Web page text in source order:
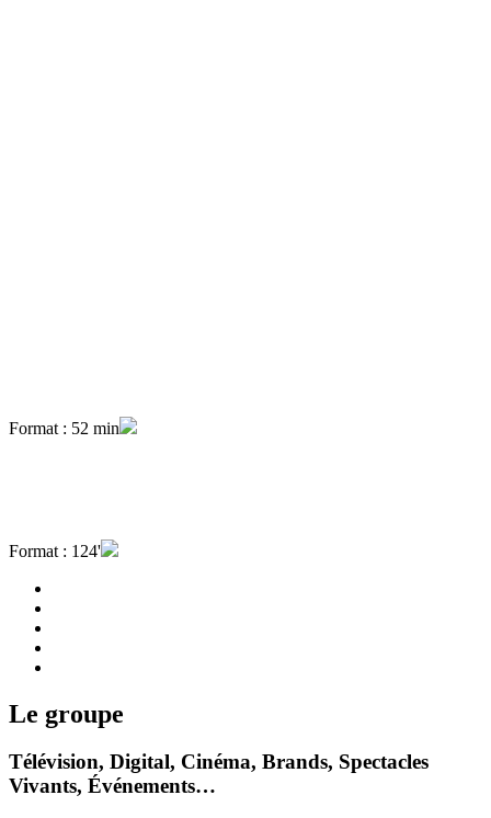
Format : 52 min
Format : 124'
Le groupe
Télévision, Digital, Cinéma, Brands, Spectacles
Vivants, Événements…